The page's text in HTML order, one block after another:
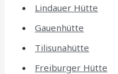
Lindauer Hütte
Gauenhütte
Tilisunahütte
Freiburger Hütte